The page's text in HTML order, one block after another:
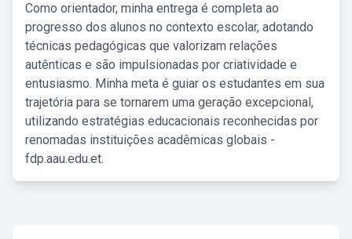
Como orientador, minha entrega é completa ao
progresso dos alunos no contexto escolar, adotando
técnicas pedagógicas que valorizam relações
autênticas e são impulsionadas por criatividade e
entusiasmo. Minha meta é guiar os estudantes em sua
trajetória para se tornarem uma geração excepcional,
utilizando estratégias educacionais reconhecidas por
renomadas instituições acadêmicas globais -
fdp.aau.edu.et.